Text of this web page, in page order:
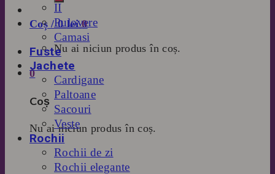
Coș /0lei 0
Nu ai niciun produs în coș.
0
Coș
Nu ai niciun produs în coș.
II
Pulovere
Camasi
Fuste
Jachete
Cardigane
Paltoane
Sacouri
Veste
Rochii
Rochii de zi
Rochii elegante